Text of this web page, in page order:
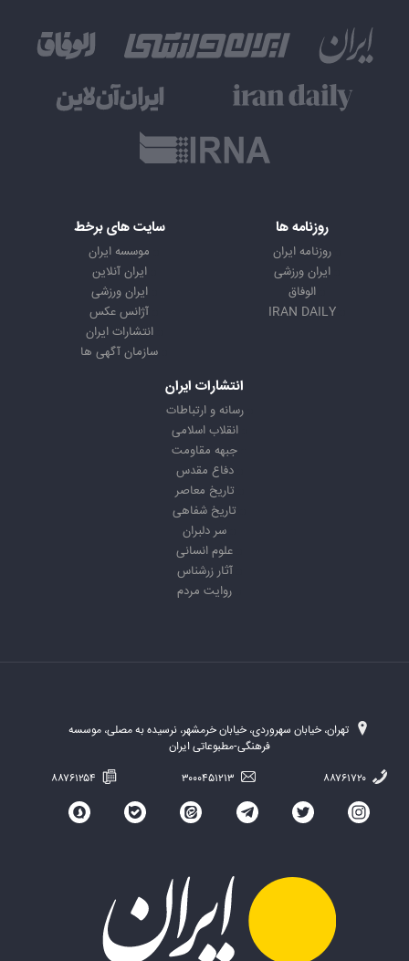
روزنامه ها
روزنامه ایران
ایران ورزشی
الوفاق
IRAN DAILY
سایت های برخط
موسسه ایران
ایران آنلاین
ایران ورزشی
آژانس عکس
انتشارات ایران
سازمان آگهی ها
انتشارات ایران
رسانه و ارتباطات
انقلاب اسلامی
جبهه مقاومت
دفاع مقدس
تاریخ معاصر
تاریخ شفاهی
سر دلبران
علوم انسانی
آثار زرشناس
روایت مردم
تهران، خیابان سهروردی، خیابان خرمشهر، نرسیده به مصلی، موسسه
فرهنگی-مطبوعاتی ایران